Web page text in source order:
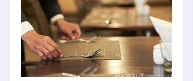
バンケットサービス（関東エリア）